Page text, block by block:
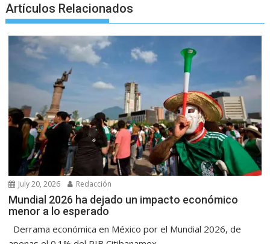
Artículos Relacionados
July 20, 2026 Redacción
Mundial 2026 ha dejado un impacto económico
menor a lo esperado
Derrama económica en México por el Mundial 2026, de